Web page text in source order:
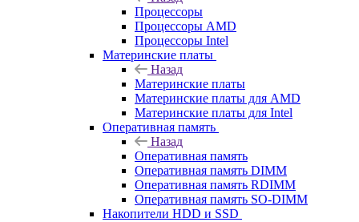
Процессоры
Процессоры AMD
Процессоры Intel
Материнские платы
Назад
Материнские платы
Материнские платы для AMD
Материнские платы для Intel
Оперативная память
Назад
Оперативная память
Оперативная память DIMM
Оперативная память RDIMM
Оперативная память SO-DIMM
Накопители HDD и SSD